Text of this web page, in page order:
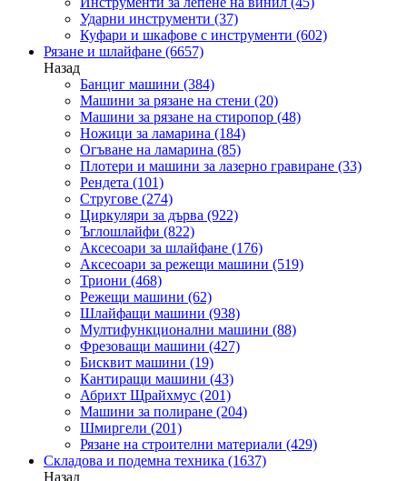
Ударни инструменти (37)
Куфари и шкафове с инструменти (602)
Рязане и шлайфане (6657)
Назад
Банциг машини (384)
Машини за рязане на стени (20)
Машини за рязане на стиропор (48)
Ножици за ламарина (184)
Огъване на ламарина (85)
Плотери и машини за лазерно гравиране (33)
Рендета (101)
Стругове (274)
Циркуляри за дърва (922)
Ъглошлайфи (822)
Аксесоари за шлайфане (176)
Аксесоари за режещи машини (519)
Триони (468)
Режещи машини (62)
Шлайфащи машини (938)
Мултифункционални машини (88)
Фрезоващи машини (427)
Бисквит машини (19)
Кантиращи машини (43)
Абрихт Щрайхмус (201)
Машини за полиране (204)
Шмиргели (201)
Рязане на строителни материали (429)
Складова и подемна техника (1637)
Назад